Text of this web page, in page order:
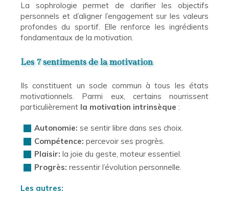
La sophrologie permet de clarifier les objectifs
personnels et d’aligner l’engagement sur les valeurs
profondes du sportif. Elle renforce les ingrédients
fondamentaux de la motivation.
Les 7 sentiments de la motivation
Ils constituent un socle commun à tous les états
motivationnels. Parmi eux, certains nourrissent
particulièrement la motivation intrinsèque :
Autonomie: se sentir libre dans ses choix.
Compétence: percevoir ses progrès.
Plaisir: la joie du geste, moteur essentiel.
Progrès: ressentir l’évolution personnelle.
Les autres: